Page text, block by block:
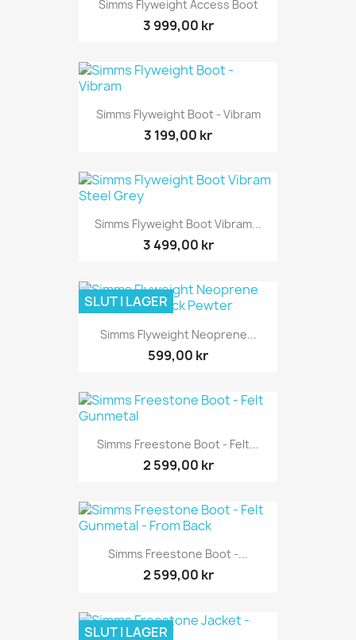
Simms Flyweight Access Boot
3 999,00 kr
Simms Flyweight Boot - Vibram
3 199,00 kr
Simms Flyweight Boot Vibram...
3 499,00 kr
Simms Flyweight Neoprene...
599,00 kr
SLUT I LAGER
Simms Freestone Boot - Felt...
2 599,00 kr
Simms Freestone Boot -...
2 599,00 kr
SLUT I LAGER